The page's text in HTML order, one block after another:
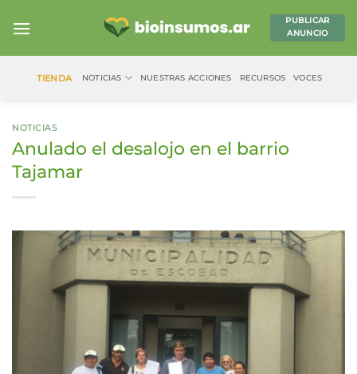
PUBLICAR
ANUNCIO
TIENDA NOTICIAS NUESTRAS ACCIONES RECURSOS VOCES
NOTICIAS
Anulado el desalojo en el barrio
Tajamar